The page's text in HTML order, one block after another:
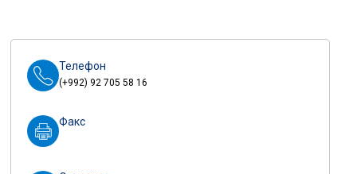
Телефон
(+992) 92 705 58 16
Факс